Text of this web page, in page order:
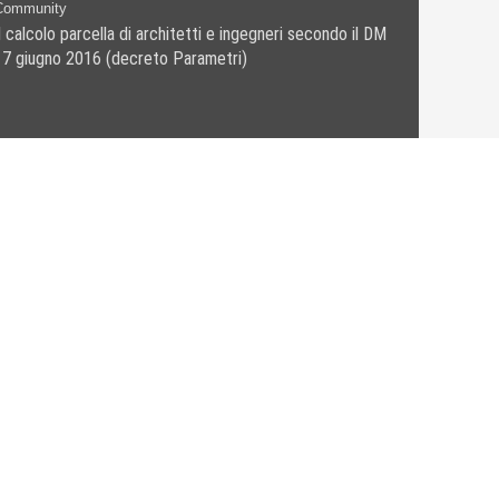
calcolo parcella di architetti e ingegneri secondo il DM
giugno 2016 (decreto Parametri)